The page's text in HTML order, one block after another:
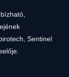
Sentinel